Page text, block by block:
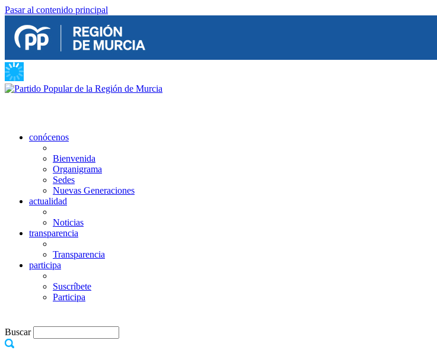
Pasar al contenido principal
conócenos
Bienvenida
Organigrama
Sedes
Nuevas Generaciones
actualidad
Noticias
transparencia
Transparencia
participa
Suscríbete
Participa
Buscar